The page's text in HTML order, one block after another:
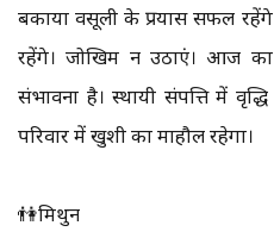
बकाया वसूली के प्रयास सफल
रहेंगे। जोखिम न उठाएं। आज
संभावना है। स्थायी संपत्ति में
परिवार में खुशी का माहौल रहेगा।
👫मिथुन